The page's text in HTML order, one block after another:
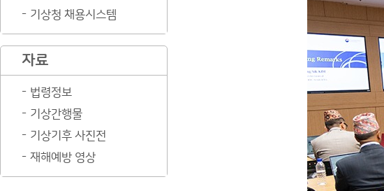
기상청 채용시스템
자료
법령정보
기상간행물
기상기후 사진전
재해예방 영상